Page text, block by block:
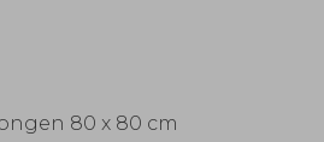
80 x 80 cm